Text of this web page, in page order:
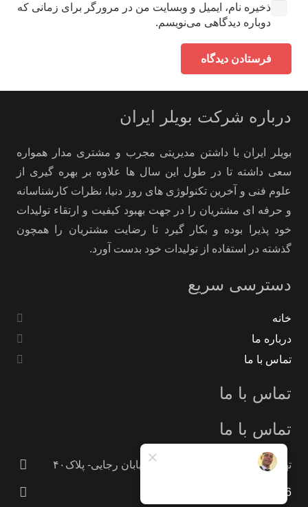
ذخیره نام، ایمیل و وبسایت من در مرورگر برای زمانی که
دوباره دیدگاهی می‌نویسم.
فرستادن دیدگاه
درباره شرکت بویلر ایران
بویلر ایران با داشتن مدیریتی مجرب و مشتری مدار همواره
سعی داشته تا در طول این سال ها علاوه بر بهره گیری از
علوم فنی و آخرین تکنولوژی های روز دنیا، نظرات کارشناسانه
و حرفه ای مشتریان را در جهت بهبود کیفیت و ارتقاء تولیدات
خود پذیرا بوده و بکار گیرد تا رضایت مشتریان را همچون
گذشته در استفاده از تولیدات خود بدست آورد.
دسترسی سریع
خانه
درباره ما
تماس با ما
تماس با ما
تماس با ما
تهران -جاده خاوران -خاتون آباد- خیابان رجایی- پلاک۴۰
09121233946